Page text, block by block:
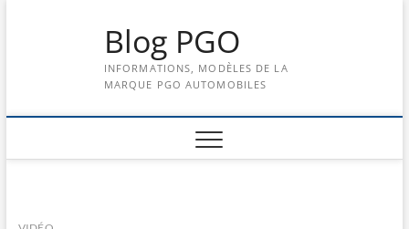
Blog PGO
INFORMATIONS, MODÈLES DE LA
MARQUE PGO AUTOMOBILES